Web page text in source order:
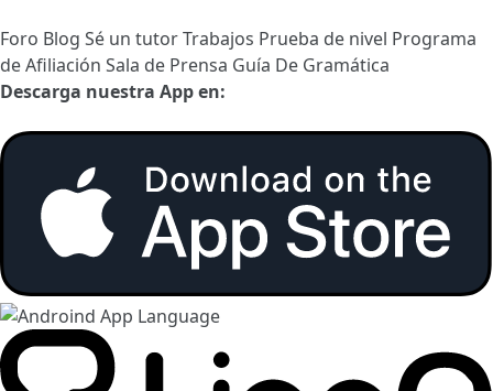
Foro Blog Sé un tutorTrabajos Prueba de nivel Programa
de Afiliación Sala de Prensa Guía De Gramática
Descarga nuestra App en: